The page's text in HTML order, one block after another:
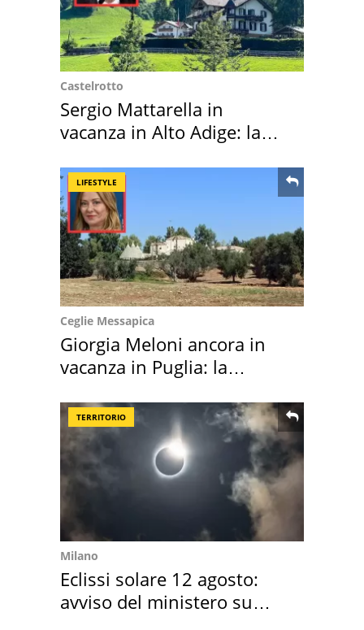
Castelrotto
Sergio Mattarella in
vacanza in Alto Adige: la
LIFESTYLE
Ceglie Messapica
Giorgia Meloni ancora in
vacanza in Puglia: la
TERRITORIO
Milano
Eclissi solare 12 agosto:
avviso del ministero su